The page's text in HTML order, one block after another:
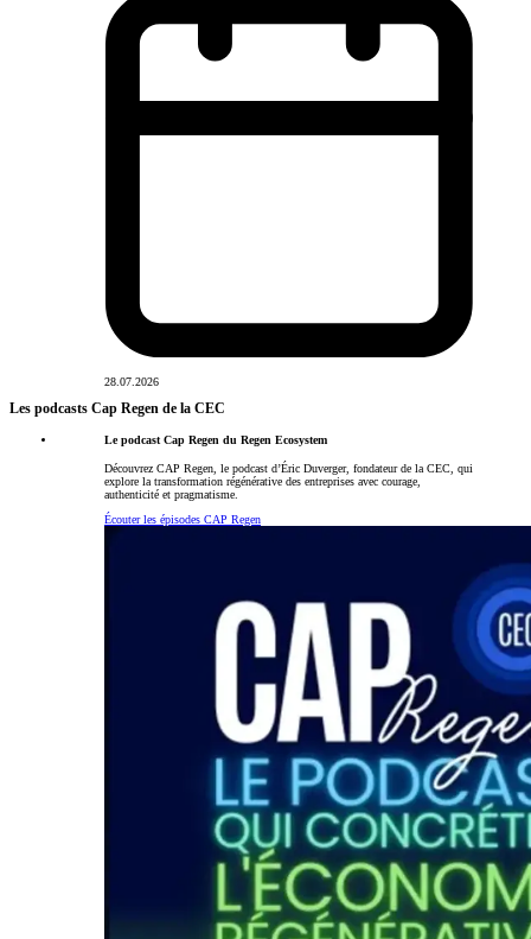
28.07.2026
Les podcasts Cap Regen de la CEC
Le podcast Cap Regen du Regen Ecosystem
Découvrez CAP Regen, le podcast d’Éric Duverger, fondateur de la CEC, qui
explore la transformation régénérative des entreprises avec courage,
authenticité et pragmatisme.
Écouter les épisodes CAP Regen